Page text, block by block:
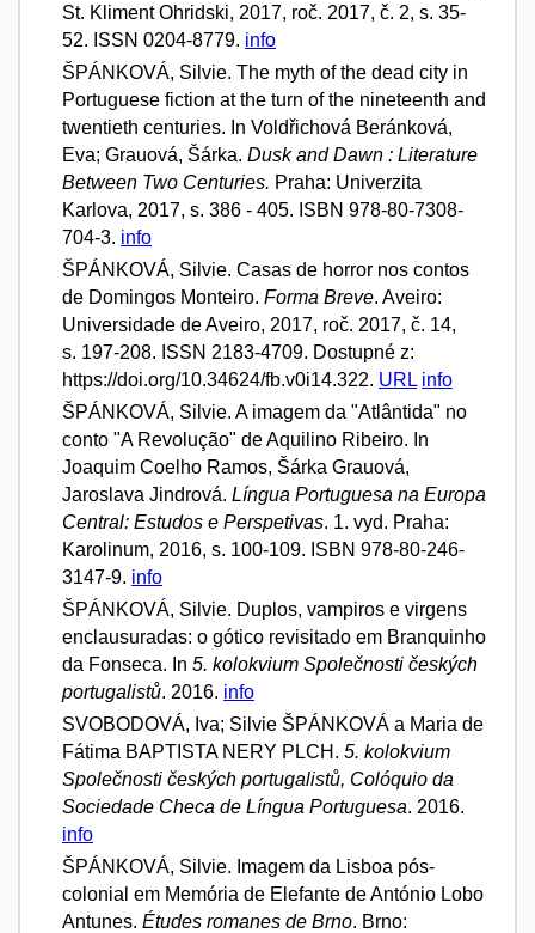
St. Kliment Ohridski, 2017, roč. 2017, č. 2, s. 35-
52. ISSN 0204-8779. info
ŠPÁNKOVÁ, Silvie. The myth of the dead city in
Portuguese fiction at the turn of the nineteenth and
twentieth centuries. In Voldřichová Beránková,
Eva; Grauová, Šárka. Dusk and Dawn : Literature
Between Two Centuries. Praha: Univerzita
Karlova, 2017, s. 386 - 405. ISBN 978-80-7308-
704-3. info
ŠPÁNKOVÁ, Silvie. Casas de horror nos contos
de Domingos Monteiro. Forma Breve. Aveiro:
Universidade de Aveiro, 2017, roč. 2017, č. 14,
s. 197-208. ISSN 2183-4709. Dostupné z:
https://doi.org/10.34624/fb.v0i14.322. URL info
ŠPÁNKOVÁ, Silvie. A imagem da "Atlântida" no
conto "A Revolução" de Aquilino Ribeiro. In
Joaquim Coelho Ramos, Šárka Grauová,
Jaroslava Jindrová. Língua Portuguesa na Europa
Central: Estudos e Perspetivas. 1. vyd. Praha:
Karolinum, 2016, s. 100-109. ISBN 978-80-246-
3147-9. info
ŠPÁNKOVÁ, Silvie. Duplos, vampiros e virgens
enclausuradas: o gótico revisitado em Branquinho
da Fonseca. In 5. kolokvium Společnosti českých
portugalistů. 2016. info
SVOBODOVÁ, Iva; Silvie ŠPÁNKOVÁ a Maria de
Fátima BAPTISTA NERY PLCH. 5. kolokvium
Společnosti českých portugalistů, Colóquio da
Sociedade Checa de Língua Portuguesa. 2016.
info
ŠPÁNKOVÁ, Silvie. Imagem da Lisboa pós-
colonial em Memória de Elefante de António Lobo
Antunes. Études romanes de Brno. Brno: